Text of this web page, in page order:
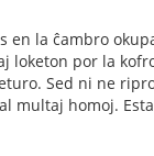
en la ĉambro
por la
Sed ni ne
homoj.